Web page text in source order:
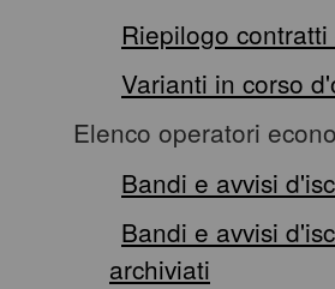
Riepilogo
Varianti in corso
Elenco operatori
Bandi e avvisi
Bandi e avvisi
archiviati